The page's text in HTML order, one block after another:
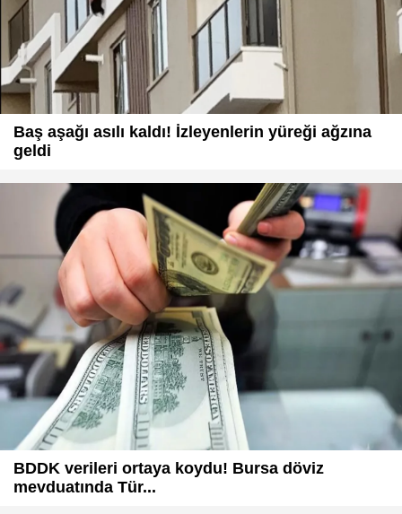
Baş aşağı asılı kaldı! İzleyenlerin yüreği ağzına
geldi
BDDK verileri ortaya koydu! Bursa döviz
mevduatında Tür...